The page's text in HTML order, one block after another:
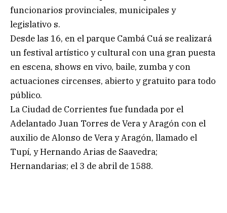
funcionarios provinciales, municipales y
legislativo s.
Desde las 16, en el parque Cambá Cuá se realizará
un festival artístico y cultural con una gran puesta
en escena, shows en vivo, baile, zumba y con
actuaciones circenses, abierto y gratuito para todo
público.
La Ciudad de Corrientes fue fundada por el
Adelantado Juan Torres de Vera y Aragón con el
auxilio de Alonso de Vera y Aragón, llamado el
Tupí, y Hernando Arias de Saavedra;
Hernandarias; el 3 de abril de 1588.